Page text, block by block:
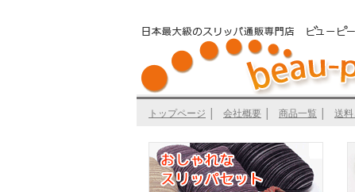
トップページ 会社概要 商品一覧 送